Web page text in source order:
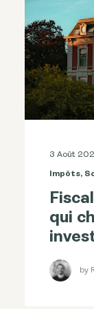
3 Août
Impôts,
qui
by